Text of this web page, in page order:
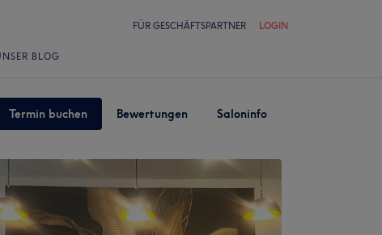
FÜR GESCHÄFTSPARTNER LOGIN
BLOG
Termin buchen Bewertungen Saloninfo